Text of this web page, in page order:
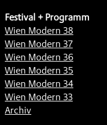
Festival + Programm
Wien Modern 38
Wien Modern 37
Wien Modern 36
Wien Modern 35
Wien Modern 34
Wien Modern 33
Archiv